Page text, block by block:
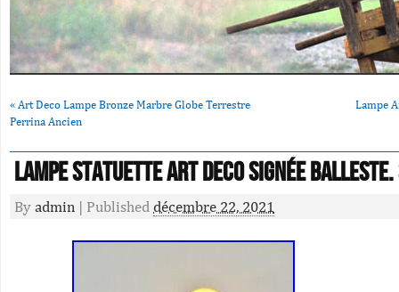
« Art Deco Lampe Bronze Marbre Globe Terrestre
Perrina Ancien
Lampe
Lampe Statuette Art Deco signée
By admin | Published décembre 22, 2021